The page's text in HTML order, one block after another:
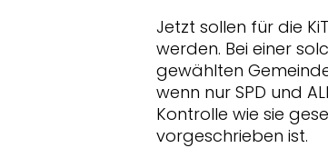
Jetzt sollen für die
werden. Bei einer
gewählten
wenn nur SPD und
Kontrolle wie sie
vorgeschrieben ist.